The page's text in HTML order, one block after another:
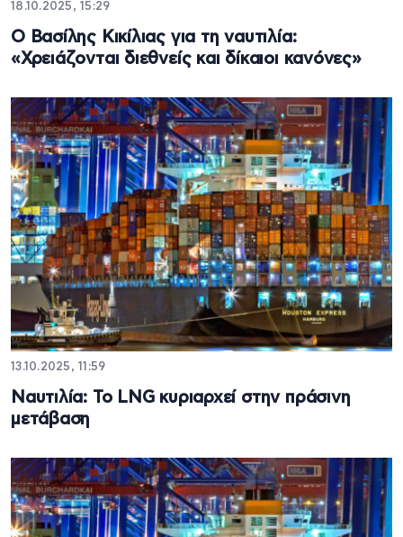
18.10.2025, 15:29
Ο Βασίλης Κικίλιας για τη ναυτιλία:
«Χρειάζονται διεθνείς και δίκαιοι κανόνες»
13.10.2025, 11:59
Ναυτιλία: Το LNG κυριαρχεί στην πράσινη
μετάβαση